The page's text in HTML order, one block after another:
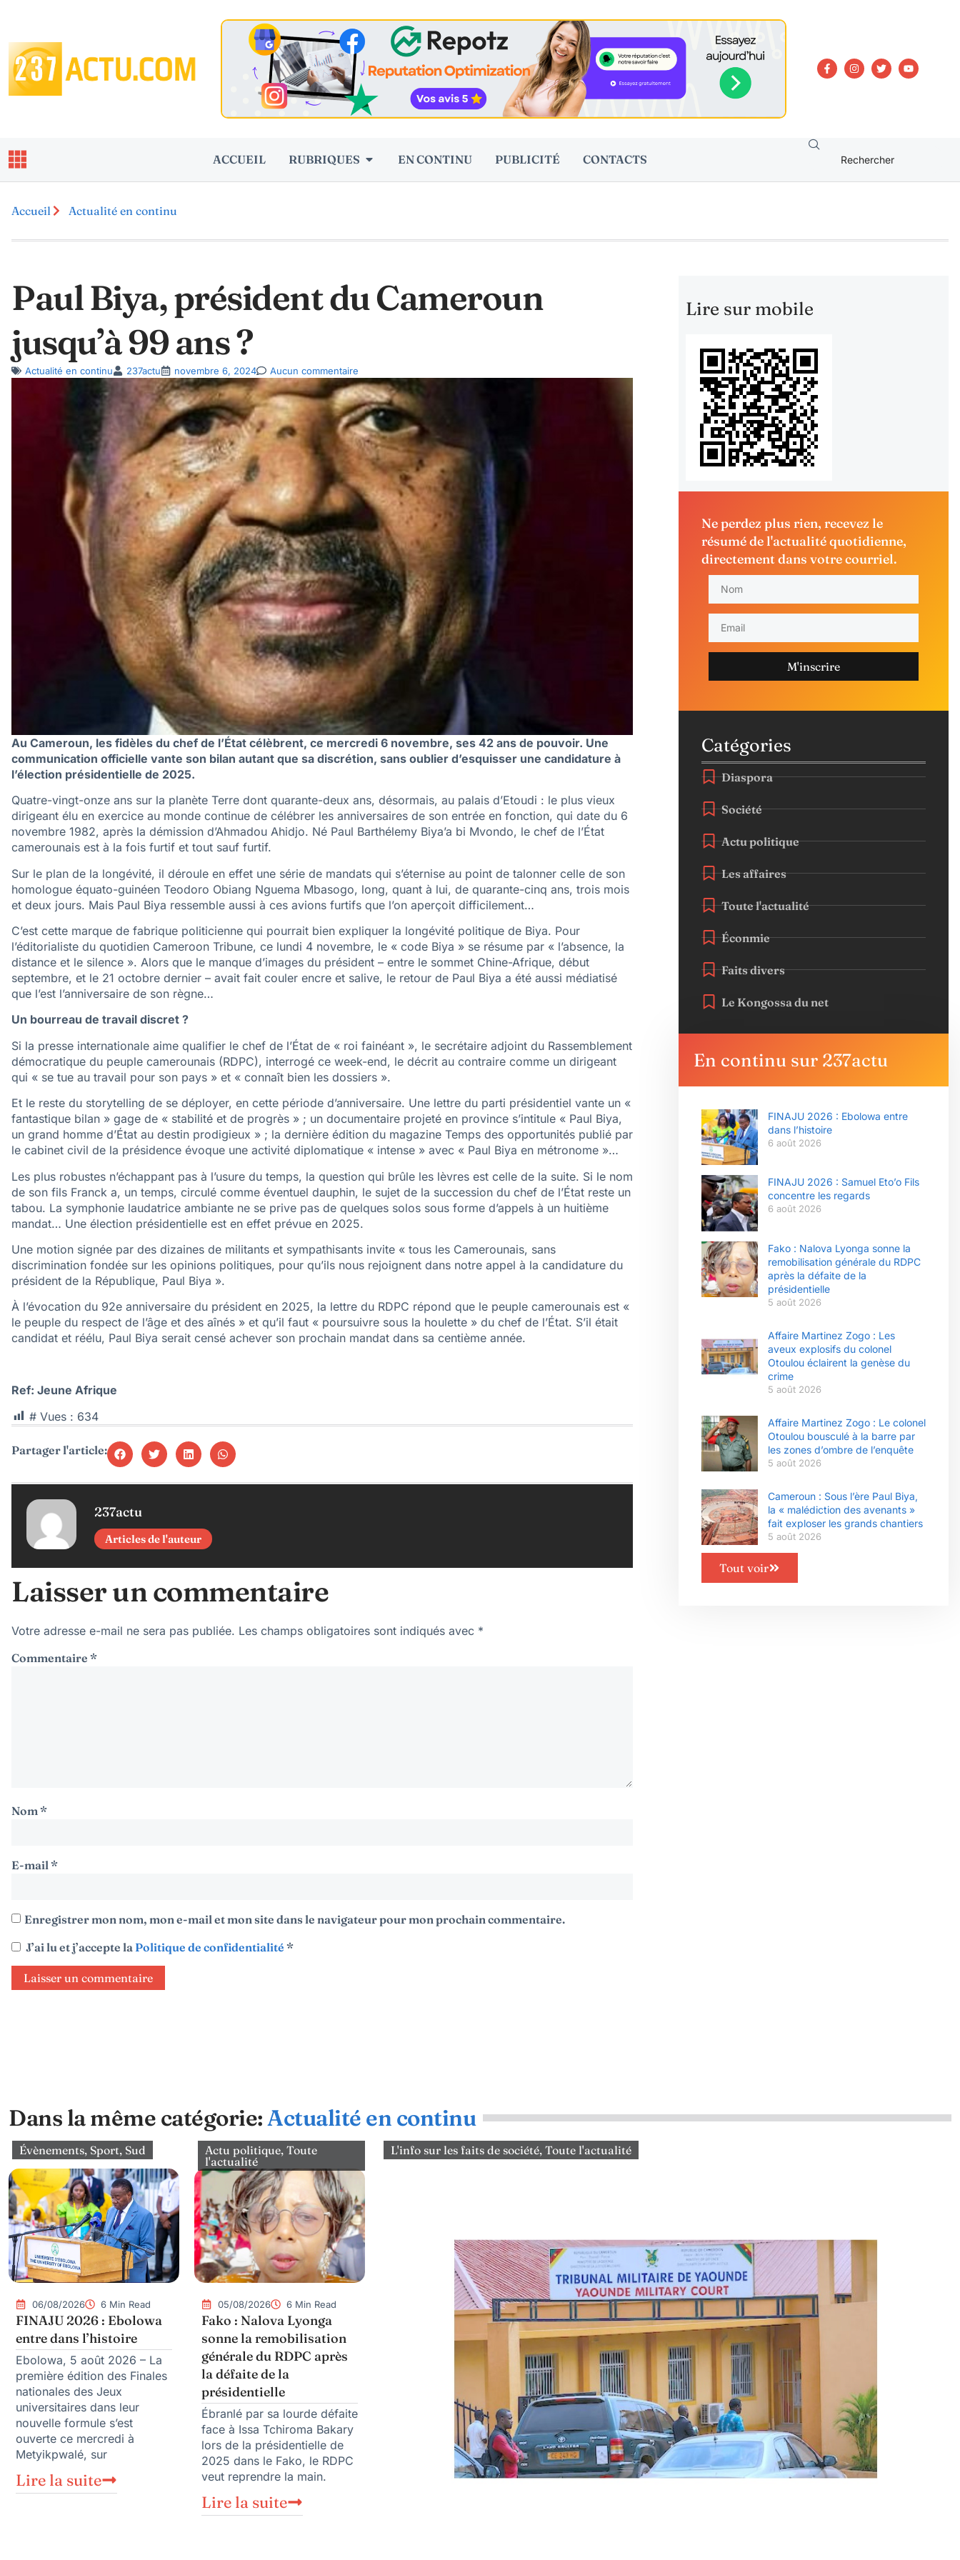
ACCUEIL RUBRIQUES EN CONTINU PUBLICITÉ CONTACTS
Accueil Actualité en continu
Paul Biya, président du Cameroun
jusqu’à 99 ans ?
Actualité en continu 237actu novembre 6, 2024 Aucun commentaire
Au Cameroun, les fidèles du chef de l’État célèbrent, ce mercredi 6 novembre, ses 42 ans de pouvoir. Une
communication officielle vante son bilan autant que sa discrétion, sans oublier d’esquisser une candidature à
l’élection présidentielle de 2025.
Quatre-vingt-onze ans sur la planète Terre dont quarante-deux ans, désormais, au palais d’Etoudi : le plus vieux
dirigeant élu en exercice au monde continue de célébrer les anniversaires de son entrée en fonction, qui date du 6
novembre 1982, après la démission d’Ahmadou Ahidjo. Né Paul Barthélemy Biya’a bi Mvondo, le chef de l’État
camerounais est à la fois furtif et tout sauf furtif.
Sur le plan de la longévité, il déroule en effet une série de mandats qui s’éternise au point de talonner celle de son
homologue équato-guinéen Teodoro Obiang Nguema Mbasogo, long, quant à lui, de quarante-cinq ans, trois mois
et deux jours. Mais Paul Biya ressemble aussi à ces avions furtifs que l’on aperçoit difficilement…
C’est cette marque de fabrique politicienne qui pourrait bien expliquer la longévité politique de Biya. Pour
l’éditorialiste du quotidien Cameroon Tribune, ce lundi 4 novembre, le « code Biya » se résume par « l’absence, la
distance et le silence ». Alors que le manque d’images du président – entre le sommet Chine-Afrique, début
septembre, et le 21 octobre dernier – avait fait couler encre et salive, le retour de Paul Biya a été aussi médiatisé
que l’est l’anniversaire de son règne…
Un bourreau de travail discret ?
Si la presse internationale aime qualifier le chef de l’État de « roi fainéant », le secrétaire adjoint du Rassemblement
démocratique du peuple camerounais (RDPC), interrogé ce week-end, le décrit au contraire comme un dirigeant
qui « se tue au travail pour son pays » et « connaît bien les dossiers ».
Et le reste du storytelling de se déployer, en cette période d’anniversaire. Une lettre du parti présidentiel vante un «
fantastique bilan » gage de « stabilité et de progrès » ; un documentaire projeté en province s’intitule « Paul Biya,
un grand homme d’État au destin prodigieux » ; la dernière édition du magazine Temps des opportunités publié par
le cabinet civil de la présidence évoque une activité diplomatique « intense » avec « Paul Biya en métronome »…
Les plus robustes n’échappant pas à l’usure du temps, la question qui brûle les lèvres est celle de la suite. Si le nom
de son fils Franck a, un temps, circulé comme éventuel dauphin, le sujet de la succession du chef de l’État reste un
tabou. La symphonie laudatrice ambiante ne se prive pas de quelques solos sous forme d’appels à un huitième
mandat… Une élection présidentielle est en effet prévue en 2025.
Une motion signée par des dizaines de militants et sympathisants invite « tous les Camerounais, sans
discrimination fondée sur les opinions politiques, pour qu’ils nous rejoignent dans notre appel à la candidature du
président de la République, Paul Biya ».
À l’évocation du 92e anniversaire du président en 2025, la lettre du RDPC répond que le peuple camerounais est «
le peuple du respect de l’âge et des aînés » et qu’il faut « poursuivre sous la houlette » du chef de l’État. S’il était
candidat et réélu, Paul Biya serait censé achever son prochain mandat dans sa centième année.
Ref: Jeune Afrique
# Vues : 634
Partager l'article:
237actu
Articles de l'auteur
Laisser un commentaire
Votre adresse e-mail ne sera pas publiée. Les champs obligatoires sont indiqués avec *
Commentaire *
Nom*
E-mail*
Enregistrer mon nom, mon e-mail et mon site dans le navigateur pour mon prochain commentaire.
J’ai lu et j’accepte la Politique de confidentialité *
Lire sur mobile
Ne perdez plus rien, recevez le
résumé de l'actualité quotidienne,
directement dans votre courriel.
M'inscrire
Catégories
Diaspora
Société
Actu politique
Les affaires
Toute l'actualité
Éconmie
Faits divers
Le Kongossa du net
En continu sur 237actu
FINAJU 2026 : Ebolowa entre
dans l’histoire
6 août 2026
FINAJU 2026 : Samuel Eto’o Fils
concentre les regards
6 août 2026
Fako : Nalova Lyonga sonne la
remobilisation générale du RDPC
après la défaite de la
présidentielle
5 août 2026
Affaire Martinez Zogo : Les
aveux explosifs du colonel
Otoulou éclairent la genèse du
crime
5 août 2026
Affaire Martinez Zogo : Le colonel
Otoulou bousculé à la barre par
les zones d’ombre de l’enquête
5 août 2026
Cameroun : Sous l’ère Paul Biya,
la « malédiction des avenants »
fait exploser les grands chantiers
5 août 2026
Tout voir
Dans la même catégorie:Actualité en continu
Évènements, Sport, Sud
06/08/2026 6 Min Read
FINAJU 2026 : Ebolowa
entre dans l’histoire
Ebolowa, 5 août 2026 – La
première édition des Finales
nationales des Jeux
universitaires dans leur
nouvelle formule s’est
ouverte ce mercredi à
Metyikpwalé, sur
Lire la suite
Actu politique, Toute
l'actualité
05/08/2026 6 Min Read
Fako : Nalova Lyonga
sonne la remobilisation
générale du RDPC après
la défaite de la
présidentielle
Ébranlé par sa lourde défaite
face à Issa Tchiroma Bakary
lors de la présidentielle de
2025 dans le Fako, le RDPC
veut reprendre la main.
Lire la suite
L'info sur les faits de société, Toute l'actualité